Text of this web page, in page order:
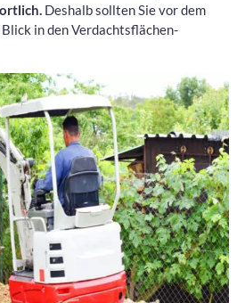
Deshalb sollten Sie vor dem
in den Verdachtsflächen-